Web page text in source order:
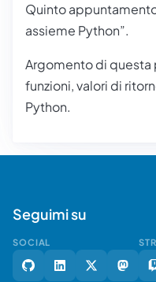
Quinto
assieme Python”.
Argomento di questa
funzioni, valori di
Python.
Seguimi su
SOCIAL